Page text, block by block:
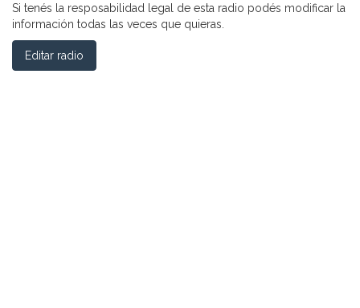
Si tenés la resposabilidad legal de esta radio podés modificar la
información todas las veces que quieras.
Editar radio